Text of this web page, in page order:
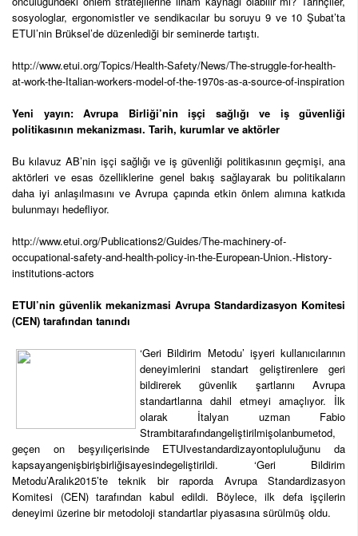
sosyologlar, ergonomistler ve sendikacılar bu soruyu 9 ve 10 Şubat’ta
ETUI’nin Brüksel’de düzenlediği bir seminerde tartıştı.
http://www.etui.org/Topics/Health-Safety/News/The-struggle-for-health-
at-work-the-Italian-workers-model-of-the-1970s-as-a-source-of-inspiration
Yeni yayın: Avrupa Birliği’nin işçi sağlığı ve iş güvenliği
politikasının mekanizması. Tarih, kurumlar ve aktörler
Bu kılavuz AB’nin işçi sağlığı ve iş güvenliği politikasının geçmişi, ana
aktörleri ve esas özelliklerine genel bakış sağlayarak bu politikaların
daha iyi anlaşılmasını ve Avrupa çapında etkin önlem alımına katkıda
bulunmayı hedefliyor.
http://www.etui.org/Publications2/Guides/The-machinery-of-
occupational-safety-and-health-policy-in-the-European-Union.-History-
institutions-actors
ETUI’nin güvenlik mekanizmasi Avrupa Standardizasyon Komitesi
(CEN) tarafından tanındı
‘Geri Bildirim Metodu’ işyeri kullanıcılarının
deneyimlerini standart geliştirenlere geri
bildirerek güvenlik şartlarını Avrupa
standartlarına dahil etmeyi amaçlıyor. İlk
olarak İtalyan uzman Fabio
Strambitarafındangeliştirilmişolanbumetod,
geçen on beşyıliçerisinde ETUIvestandardizayontopluluğunu da
kapsayangenişbirişbirliğisayesindegeliştirildi. ‘Geri Bildirim
Metodu’Aralık2015’te teknik bir raporda Avrupa Standardizasyon
Komitesi (CEN) tarafından kabul edildi. Böylece, ilk defa işçilerin
deneyimi üzerine bir metodoloji standartlar piyasasına sürülmüş oldu.